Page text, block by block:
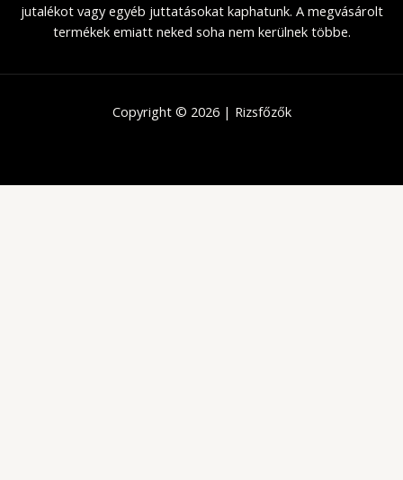
jutalékot vagy egyéb juttatásokat kaphatunk. A megvásárolt
termékek emiatt neked soha nem kerülnek többe.
Copyright © 2026 | Rizsfőzők